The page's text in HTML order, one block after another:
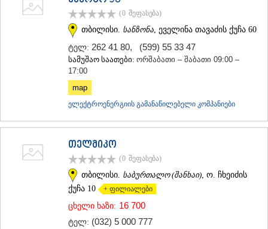
ᲗᲔᲠᲯᲝᲚᲐ
ᲐᲮᲛᲔᲢᲐ
ᲒᲣᲠᲯᲐᲐᲜᲘ
ᲓᲔᲓᲝᲤᲚᲘᲡᲬᲧᲐᲠᲝ
(0 შეფასება)
თბილისი. სანზონა , ეველინა თავაძის ქუჩა 60
ტელ: 262 41 80, (599) 55 33 47
სამუშაო საათები: ორშაბათი – შაბათი 09:00 –
17:00
map
ელექტროენერგიის გამანაწილებელი კომპანიები
თელმიკო
(0 შეფასება)
თბილისი. საბურთალო (შანხაი) , ო. ჩხეიძის
ქუჩა 10 + ფილიალები
ცხელი ხაზი: 16 700
ტელ: (032) 5 000 777